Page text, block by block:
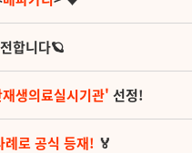
합니다🪐
생의료실시기관' 선정!
례로 공식 등재! 🏅